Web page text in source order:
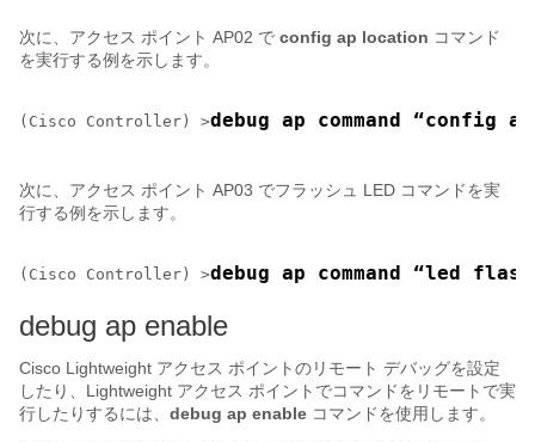
次に、アクセス ポイント AP02 で config ap location コマンド
を実行する例を示します。
(Cisco Controller) >debug ap command “config
次に、アクセス ポイント AP03 でフラッシュ LED コマンドを実
行する例を示します。
(Cisco Controller) >debug ap command “led
debug ap enable
Cisco Lightweight アクセス ポイントのリモート デバッグを設定
したり、Lightweight アクセス ポイントでコマンドをリモートで実
行したりするには、 debug ap enable コマンドを使用します。